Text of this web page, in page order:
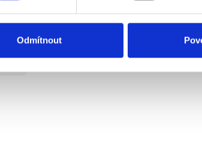
Odmítnout